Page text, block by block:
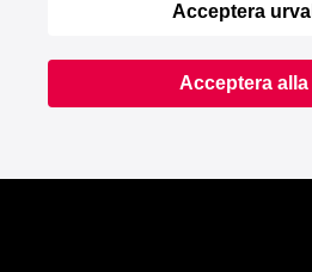
Acceptera urval
Acceptera alla